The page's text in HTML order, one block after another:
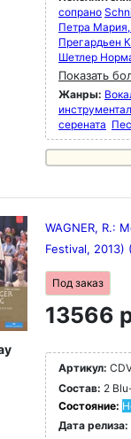
сопрано
Петра
Прегардьен
Шетлер
Показать
Жанры:
серената
WAGNER, R.:
Festival, 2013)
Под заказ
13566
Артикул:
Состав: 2
Состояние:
Дата релиза: